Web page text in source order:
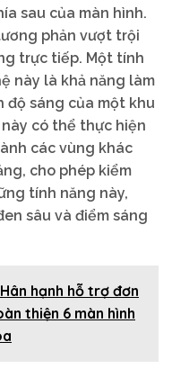
sau của màn hình.
phản vượt trội
trực tiếp. Một tính
này là khả năng làm
độ sáng của một khu
có thể thực hiện
các vùng khác
cho phép kiểm
tính năng này,
sâu và điểm sáng
hạnh hỗ trợ đơn
thiện 6 màn hình